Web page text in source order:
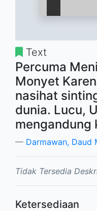
Text
Percuma
Monyet
nasihat
dunia. Lucu,
mengandung
Darmawan, Daud
Tidak Tersedia
Ketersediaan